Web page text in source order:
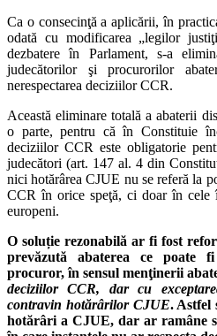
Ca o consecinţă a aplicării, în
odată cu modificarea „legilor
dezbatere în Parlament, s-a
judecătorilor şi procurorilor
nerespectarea deciziilor CCR.
Această eliminare totală a abaterii
o parte, pentru că în Constituie
deciziilor CCR este obligatorie
judecători (art. 147 al. 4 din
nici hotărârea CJUE nu se referă la
CCR în orice speţă, ci doar în cele
europeni.
O soluție rezonabilă ar fi fost
prevăzută abaterea ce poate
procuror, în sensul menţinerii
deciziilor CCR, dar cu
contravin hotărârilor CJUE. Astfel
hotărâri a CJUE, dar ar ramâne